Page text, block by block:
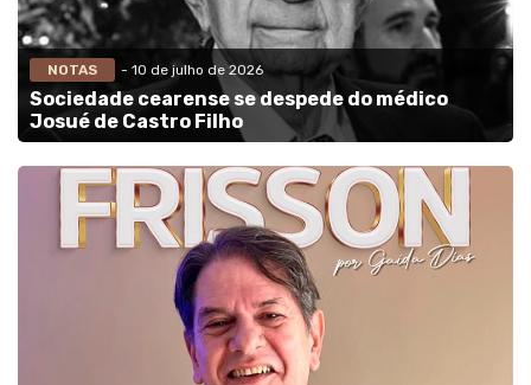
NOTAS - 10 de julho de 2026
Sociedade cearense se despede do médico
Josué de Castro Filho